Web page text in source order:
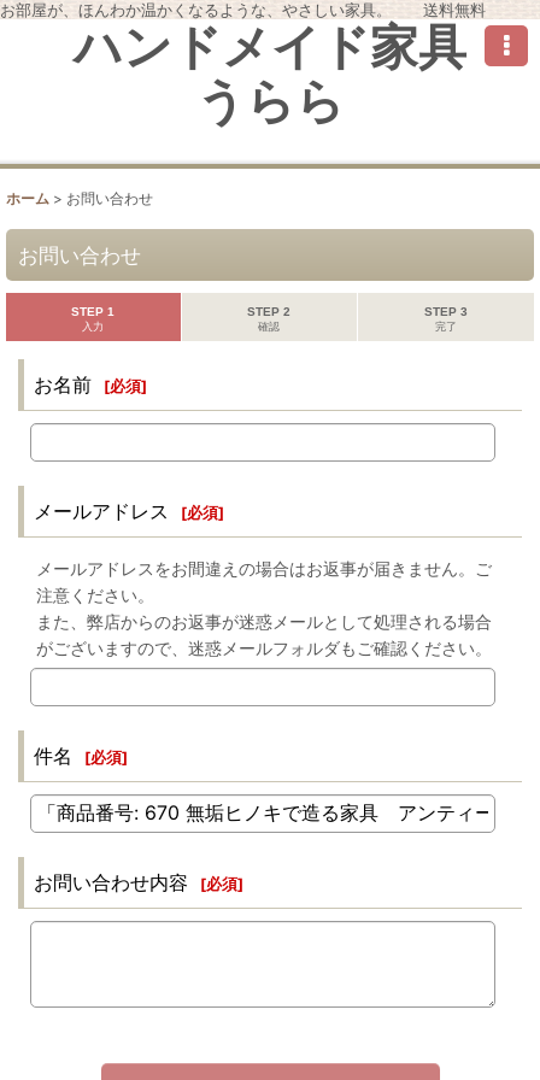
お部屋が、ほんわか温かくなるような、やさしい家具。 送料無料
ハンドメイド家具
うらら
ホーム > お問い合わせ
お問い合わせ
STEP 1
入力
STEP 2
確認
STEP 3
完了
お名前 [必須]
メールアドレス [必須]
メールアドレスをお間違えの場合はお返事が届きません。ご
注意ください。
また、弊店からのお返事が迷惑メールとして処理される場合
がございますので、迷惑メールフォルダもご確認ください。
件名 [必須]
お問い合わせ内容 [必須]